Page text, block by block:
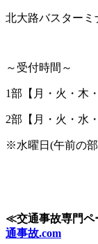
北大路バスターミ
～受付時間～
1部【月・火・木
2部【月・火・水
※水曜日(午前の
≪交通事故専門ペ
通事故.com